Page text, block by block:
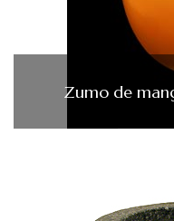
Zumo de